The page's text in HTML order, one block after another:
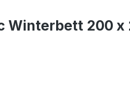
Winterbett 200 x